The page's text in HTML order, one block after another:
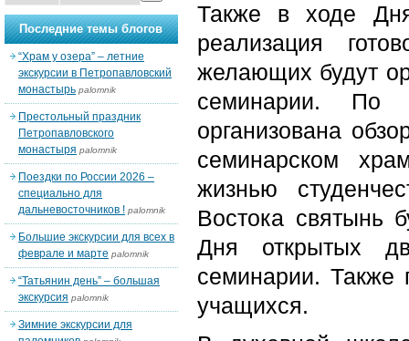
Также в ходе
реализация
желающих будут
семинарии. По
организована
семинарском
жизнью
Востока святынь
Дня открытых
семинарии. Также
учащихся.
Последние темы блогов
“Храм у озера” – летние
экскурсии в Петропавловский
монастырь palomnik
Престольный праздник
Петропавловского
монастыря palomnik
Поездки по России 2026 –
специально для
дальневосточников ! palomnik
Большие экскурсии для всех в
феврале и марте palomnik
“Татьянин день” – большая
экскурсия palomnik
Зимние экскурсии для